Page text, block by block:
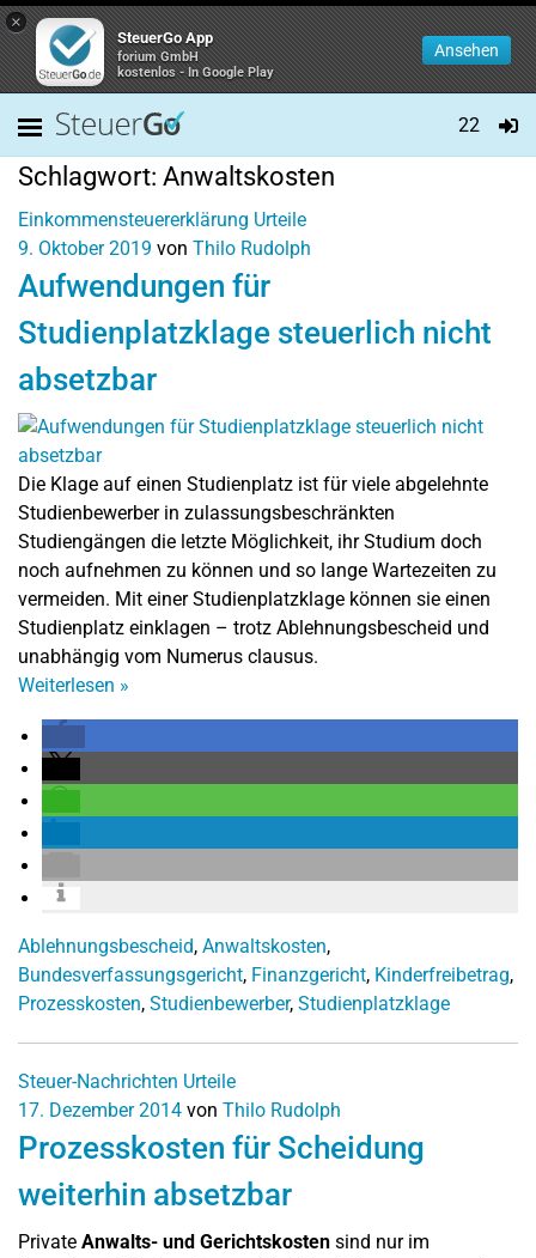
×
SteuerGo App
forium GmbH
kostenlos - In Google Play
Ansehen
22
Schlagwort: Anwaltskosten
Einkommensteuererklärung Urteile
9. Oktober 2019 von Thilo Rudolph
Aufwendungen für
Studienplatzklage steuerlich nicht
absetzbar
Die Klage auf einen Studienplatz ist für viele abgelehnte
Studienbewerber in zulassungsbeschränkten
Studiengängen die letzte Möglichkeit, ihr Studium doch
noch aufnehmen zu können und so lange Wartezeiten zu
vermeiden. Mit einer Studienplatzklage können sie einen
Studienplatz einklagen – trotz Ablehnungsbescheid und
unabhängig vom Numerus clausus.
Weiterlesen »
Ablehnungsbescheid, Anwaltskosten,
Bundesverfassungsgericht, Finanzgericht, Kinderfreibetrag,
Prozesskosten, Studienbewerber, Studienplatzklage
Steuer-Nachrichten Urteile
17. Dezember 2014 von Thilo Rudolph
Prozesskosten für Scheidung
weiterhin absetzbar
Private Anwalts- und Gerichtskosten sind nur im